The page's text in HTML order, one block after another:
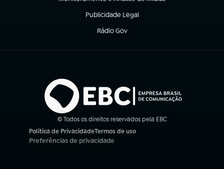
(abre em nova aba)
Publicidade Legal
(abre em nova aba)
Rádio Gov
(abre em nova aba)
© Todos os direitos reservados pela EBC
Política de Privacidade
(abre em nova aba)
Termos de uso
(abre em nova aba)
Preferências de privacidade